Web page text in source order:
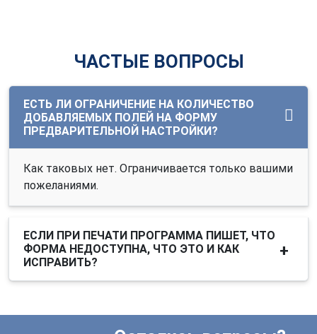
ЧАСТЫЕ ВОПРОСЫ
ЕСТЬ ЛИ ОГРАНИЧЕНИЕ НА КОЛИЧЕСТВО
ДОБАВЛЯЕМЫХ ПОЛЕЙ НА ФОРМУ
ПРЕДВАРИТЕЛЬНОЙ НАСТРОЙКИ?
Как таковых нет. Ограничивается только вашими
пожеланиями.
ЕСЛИ ПРИ ПЕЧАТИ ПРОГРАММА ПИШЕТ, ЧТО
ФОРМА НЕДОСТУПНА, ЧТО ЭТО И КАК
ИСПРАВИТЬ?